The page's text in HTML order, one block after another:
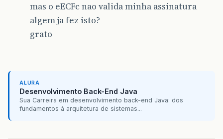
mas o eECFc nao valida minha assinatura
algem ja fez isto?
grato
ALURA
Desenvolvimento Back-End Java
Sua Carreira em desenvolvimento back-end Java: dos
fundamentos à arquitetura de sistemas...